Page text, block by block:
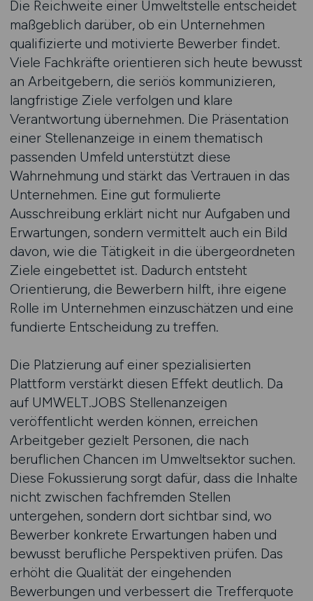
Die Reichweite einer Umweltstelle entscheidet
maßgeblich darüber, ob ein Unternehmen
qualifizierte und motivierte Bewerber findet.
Viele Fachkräfte orientieren sich heute bewusst
an Arbeitgebern, die seriös kommunizieren,
langfristige Ziele verfolgen und klare
Verantwortung übernehmen. Die Präsentation
einer Stellenanzeige in einem thematisch
passenden Umfeld unterstützt diese
Wahrnehmung und stärkt das Vertrauen in das
Unternehmen. Eine gut formulierte
Ausschreibung erklärt nicht nur Aufgaben und
Erwartungen, sondern vermittelt auch ein Bild
davon, wie die Tätigkeit in die übergeordneten
Ziele eingebettet ist. Dadurch entsteht
Orientierung, die Bewerbern hilft, ihre eigene
Rolle im Unternehmen einzuschätzen und eine
fundierte Entscheidung zu treffen.
Die Platzierung auf einer spezialisierten
Plattform verstärkt diesen Effekt deutlich. Da
auf UMWELT.JOBS Stellenanzeigen
veröffentlicht werden können, erreichen
Arbeitgeber gezielt Personen, die nach
beruflichen Chancen im Umweltsektor suchen.
Diese Fokussierung sorgt dafür, dass die Inhalte
nicht zwischen fachfremden Stellen
untergehen, sondern dort sichtbar sind, wo
Bewerber konkrete Erwartungen haben und
bewusst berufliche Perspektiven prüfen. Das
erhöht die Qualität der eingehenden
Bewerbungen und verbessert die Trefferquote